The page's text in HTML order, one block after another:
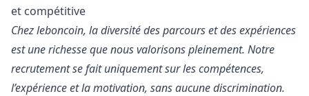
et compétitive
Chez leboncoin, la diversité des parcours et des expériences
est une richesse que nous valorisons pleinement. Notre
recrutement se fait uniquement sur les compétences,
l’expérience et la motivation, sans aucune discrimination.